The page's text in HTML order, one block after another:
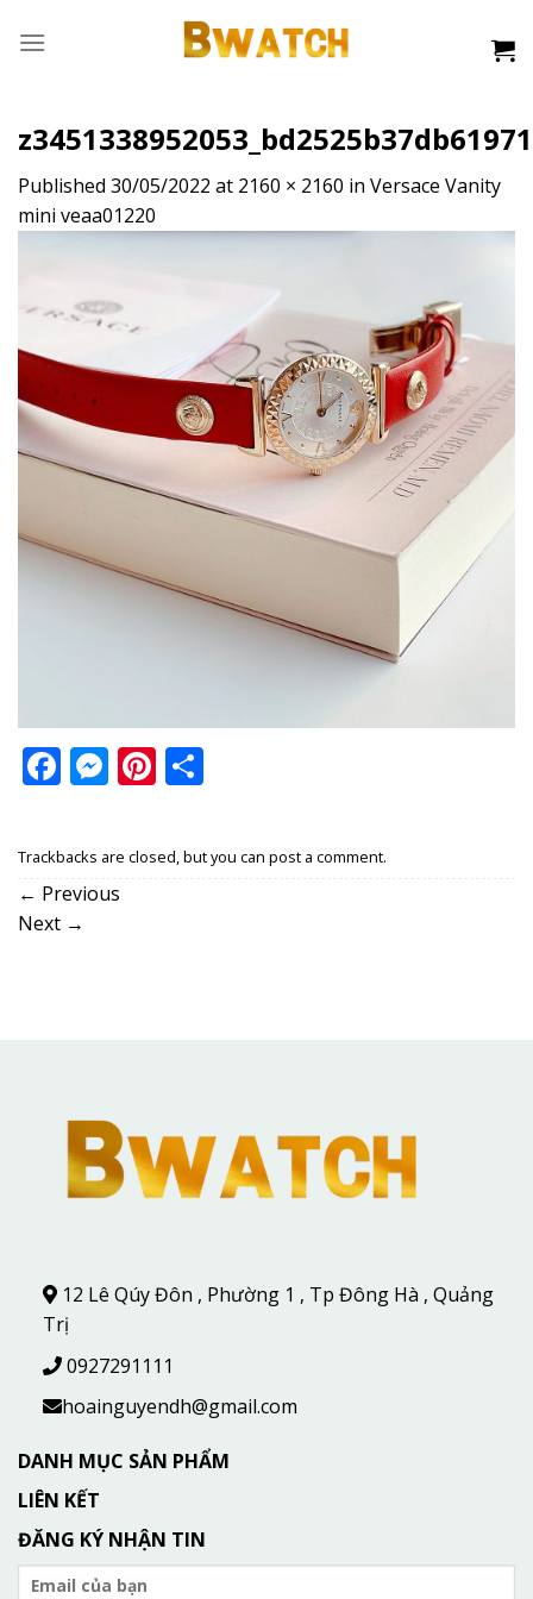
Published 30/05/2022 at 2160 × 2160 in Versace Vanity
mini veaa01220
Facebook
Messenger
Pinterest
Trackbacks are closed, but you can post a comment.
← Previous
Next →
12 Lê Qúy Đôn , Phường 1 , Tp Đông Hà , Quảng
Trị
0927291111
hoainguyendh@gmail.com
DANH MỤC SẢN PHẨM
LIÊN KẾT
ĐĂNG KÝ NHẬN TIN